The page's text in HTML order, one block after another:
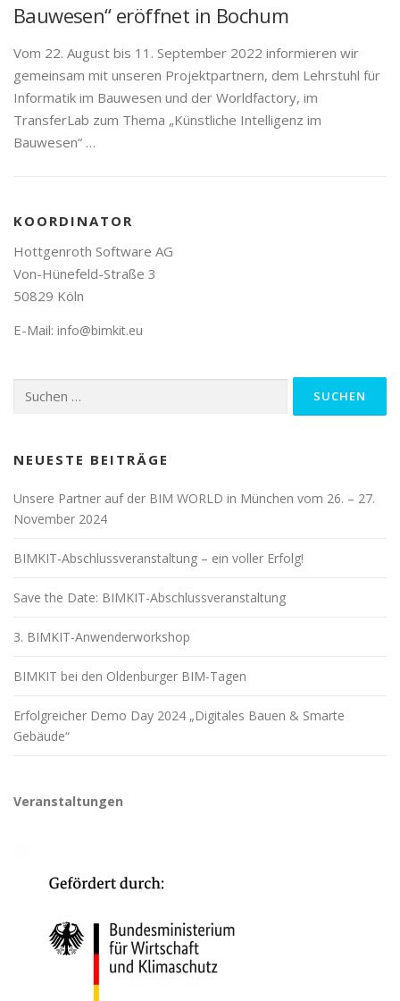
Bauwesen“ eröffnet in Bochum
Vom 22. August bis 11. September 2022 informieren wir
gemeinsam mit unseren Projektpartnern, dem Lehrstuhl für
Informatik im Bauwesen und der Worldfactory, im
TransferLab zum Thema „Künstliche Intelligenz im
Bauwesen“ …
KOORDINATOR
Hottgenroth Software AG
Von-Hünefeld-Straße 3
50829 Köln
E-Mail: info@bimkit.eu
nach:
NEUESTE BEITRÄGE
Unsere Partner auf der BIM WORLD in München vom 26. – 27.
November 2024
BIMKIT-Abschlussveranstaltung – ein voller Erfolg!
Save the Date: BIMKIT-Abschlussveranstaltung
3. BIMKIT-Anwenderworkshop
BIMKIT bei den Oldenburger BIM-Tagen
Erfolgreicher Demo Day 2024 „Digitales Bauen & Smarte
Gebäude“
Veranstaltungen